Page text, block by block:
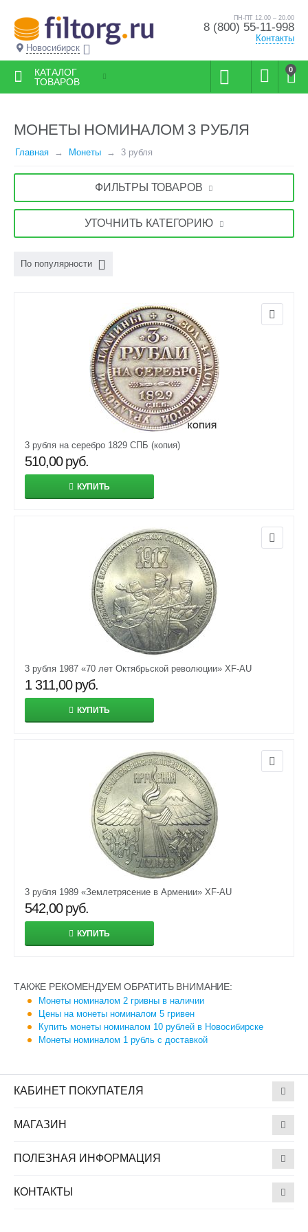
Новосибирск
ПН-ПТ 12.00 – 20.00
8 (800) 55-11-998
Контакты
0
КАТАЛОГ
ТОВАРОВ
МОНЕТЫ НОМИНАЛОМ 3 РУБЛЯ
Главная Монеты 3 рубля
ФИЛЬТРЫ ТОВАРОВ
УТОЧНИТЬ КАТЕГОРИЮ
По популярности
3 рубля на серебро 1829 СПБ (копия)
510,00 руб.
КУПИТЬ
3 рубля 1987 «70 лет Октябрьской революции» XF-AU
1 311,00 руб.
КУПИТЬ
3 рубля 1989 «Землетрясение в Армении» XF-AU
542,00 руб.
КУПИТЬ
ТАКЖЕ РЕКОМЕНДУЕМ ОБРАТИТЬ ВНИМАНИЕ:
Монеты номиналом 2 гривны в наличии
Цены на монеты номиналом 5 гривен
Купить монеты номиналом 10 рублей в Новосибирске
Монеты номиналом 1 рубль с доставкой
КАБИНЕТ ПОКУПАТЕЛЯ
МАГАЗИН
ПОЛЕЗНАЯ ИНФОРМАЦИЯ
КОНТАКТЫ